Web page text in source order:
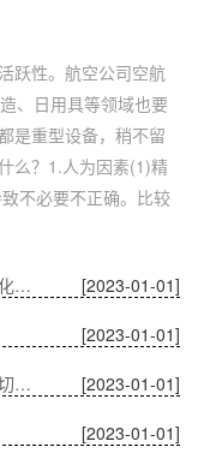
跃性。航空公司空航
、日用具等领域也要
是重型设备，稍不留
么？1.人为因素(1)精
不必要不正确。比较
[2023-01-01]
电机壳数控加工时如何实现高速化和高精度化的问题？
[2023-01-01]
[2023-01-01]
轴套数控加工厂轴套数控加工中造成工件过切的原因？
[2023-01-01]